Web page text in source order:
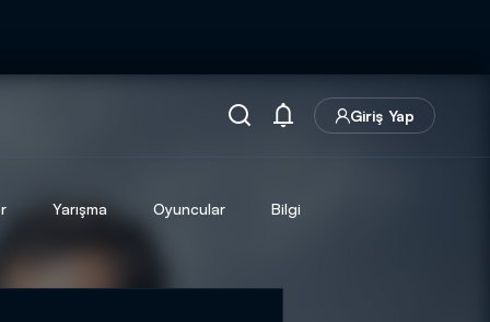
Giriş Yap
Yarışma Oyuncular Bilgi